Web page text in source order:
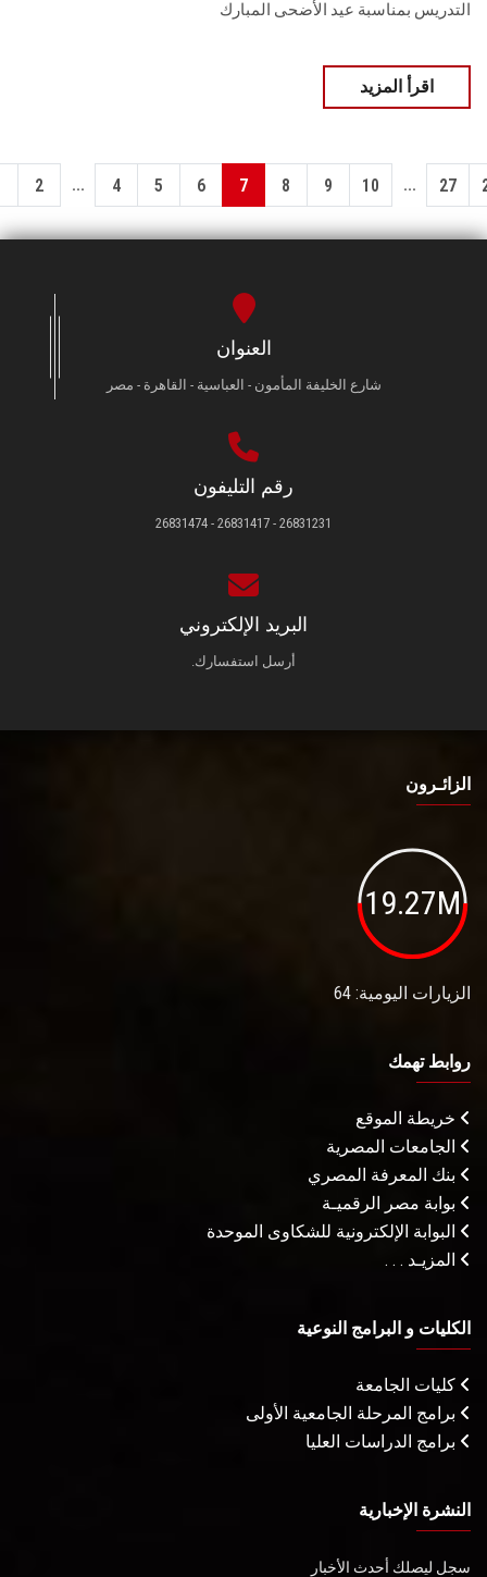
التدريس بمناسبة عيد الأضحى المبارك
اقرأ المزيد
2 ... 4 5 6 7 8 9 10 ... 27
العنوان
شارع الخليفة المأمون - العباسية - القاهرة - مصر
رقم التليفون
26831231 - 26831417 - 26831474
البريد الإلكتروني
أرسل استفسارك.
الزائـرون
19.27M
الزيارات اليومية: 64
روابط تهمك
خريطة الموقع
الجامعات المصرية
بنك المعرفة المصري
بوابة مصر الرقميـة
البوابة الإلكترونية للشكاوى الموحدة
المزيـد . . .
الكليات و البرامج النوعية
كليات الجامعة
برامج المرحلة الجامعية الأولى
برامج الدراسات العليا
النشرة الإخبارية
سجل ليصلك أحدث الأخبار